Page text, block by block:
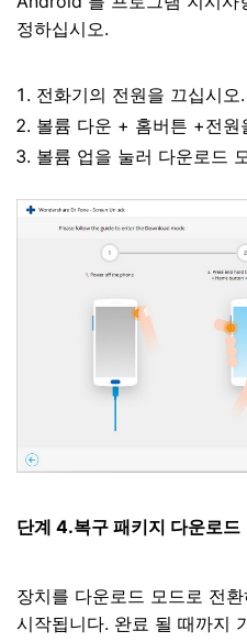
정하십시오.
전화기의 전원을 끄십시오.
볼륨 다운 + 홈버튼 +전원
볼륨 업을 눌러 다운로드
단계 4.복구 패키지 다운로드
장치를 다운로드 모드로 전
시작됩니다. 완료 될 때까지